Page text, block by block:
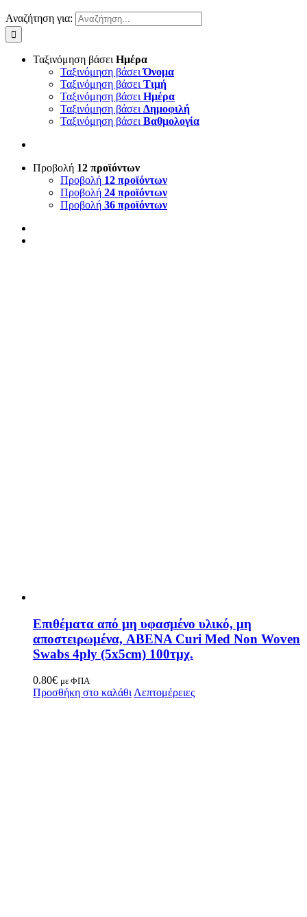
Αναζήτηση για:
Ταξινόμηση βάσει Ημέρα
Ταξινόμηση βάσειΌνομα
Ταξινόμηση βάσει Τιμή
Ταξινόμηση βάσει Ημέρα
Ταξινόμηση βάσει Δημοφιλή
Ταξινόμηση βάσει Βαθμολογία
Προβολή 12 προϊόντων
Προβολή 12 προϊόντων
Προβολή 24 προϊόντων
Προβολή 36 προϊόντων
Επιθέματα από μη υφασμένο υλικό, μη
αποστειρωμένα, ABENA Curi Med Non Woven
Swabs 4ply (5x5cm) 100τμχ.
0.80€ με ΦΠΑ
Προσθήκη στο καλάθιΛεπτομέρειες